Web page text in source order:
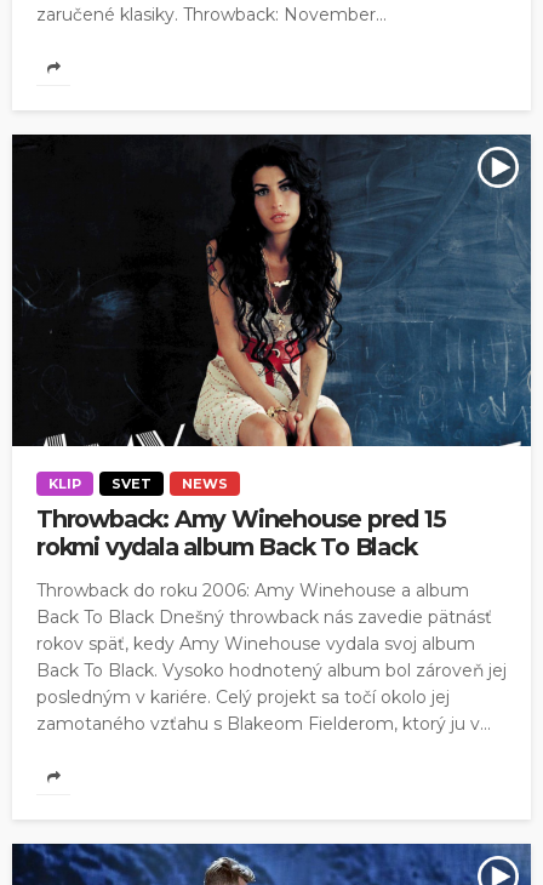
zaručené klasiky. Throwback: November...
KLIP SVET NEWS
Throwback: Amy Winehouse pred 15
rokmi vydala album Back To Black
Throwback do roku 2006: Amy Winehouse a album
Back To Black Dnešný throwback nás zavedie pätnásť
rokov späť, kedy Amy Winehouse vydala svoj album
Back To Black. Vysoko hodnotený album bol zároveň jej
posledným v kariére. Celý projekt sa točí okolo jej
zamotaného vzťahu s Blakeom Fielderom, ktorý ju v...